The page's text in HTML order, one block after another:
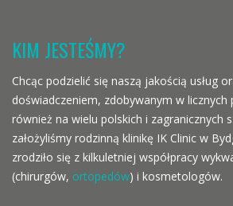
KIM JESTEŚMY?
Chcąc podzielić się naszą jakością usług
doświadczeniem, zdobywanym w licznych
również na wielu polskich i zagranicznych
założyliśmy rodzinną klinikę IK Clinic w
zrodziło się z kilkuletniej współpracy
(chirurgów, ortopedów) i kosmetologów.